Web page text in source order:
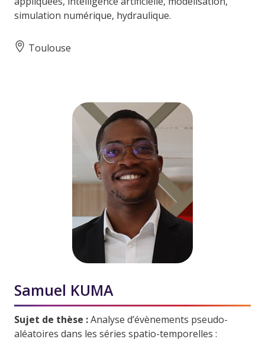
simulation numérique, hydraulique.
Toulouse
Samuel KUMA
Sujet de thèse :Analyse d’évènements pseudo-
aléatoires dans les séries spatio-temporelles :